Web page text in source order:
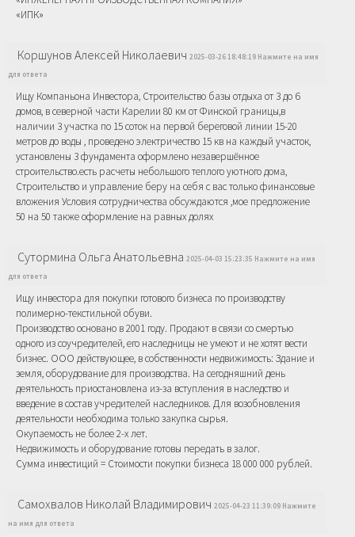
«ИПК»
Коршунов Алексей Николаевич 2025-03-26 18:48:19 Нажмите на имя
для ответа
Ищу Компаньона Инвестора, Строительство базы отдыха от 3 до 6
домов, в северной части Карелии 80 км от Финской границы,в
наличии 3 участка по 15 соток на первой береговой линии 15-20
метров до воды , проведено электричество 15 кв на каждый участок,
установлены 3 фундамента оформлено незавершённое
строительство.есть расчеты небольшого теплого уютного дома,
Строительство и управление беру на себя с вас только финансовые
вложения Условия сотрудничества обсуждаются ,мое предложение
50 на 50 также оформление на равных долях
Сутормина Ольга Анатольевна 2025-04-03 15:23:35 Нажмите на имя
для ответа
Ищу инвестора для покупки готового бизнеса по производству
полимерно-текстильной обуви.
Производство основано в 2001 году. Продают в связи со смертью
одного из соучредителей, его наследницы не умеют и не хотят вести
бизнес. ООО действующее, в собственности недвижимость: Здание и
земля, оборудование для производства. На сегодняшний день
деятельность приостановлена из-за вступления в наследство и
введение в состав учредителей наследников. Для возобновления
деятельности необходима только закупка сырья.
Окупаемость не более 2-х лет.
Недвижимость и оборудование готовы передать в залог.
Сумма инвестиций = Стоимости покупки бизнеса 18 000 000 рублей.
Самохвалов Николай Владимирович 2025-04-23 11:39:09 Нажмите
на имя для ответа